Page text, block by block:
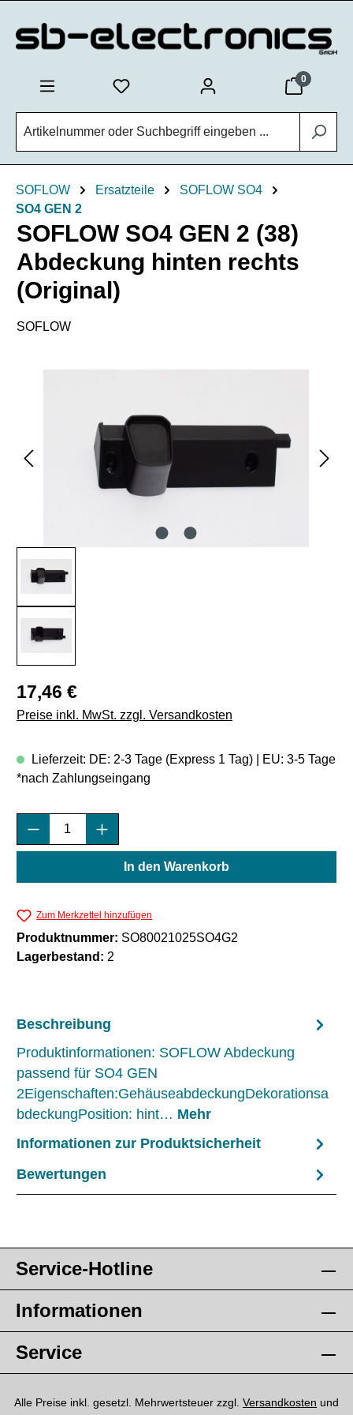
0
SOFLOW Ersatzteile
SOFLOW SO4
SO4 GEN 2
SOFLOW SO4 GEN 2 (38)
Abdeckung hinten rechts
(Original)
SOFLOW
Regulärer Preis:
17,46 €
Preise inkl. MwSt. zzgl. Versandkosten
Lieferzeit: DE: 2-3 Tage (Express 1 Tag) | EU: 3-5 Tage
*nach Zahlungseingang
Produkt Anzahl: Gib den gewünschten
In den Warenkorb
Zum Merkzettel hinzufügen
Produktnummer: SO80021025SO4G2
Lagerbestand: 2
Beschreibung
Produktinformationen: SOFLOW Abdeckung
passend für SO4 GEN
2Eigenschaften:GehäuseabdeckungDekorationsa
bdeckungPosition: hint… Mehr
Informationen zur Produktsicherheit
Bewertungen
Service-Hotline
Informationen
Service
Alle Preise inkl. gesetzl. Mehrwertsteuer zzgl. Versandkosten und